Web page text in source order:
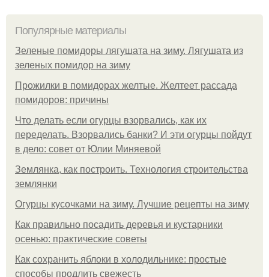
Популярные материалы
Зеленые помидоры лягушата на зиму. Лягушата из
зеленых помидор на зиму
Прожилки в помидорах желтые. Желтеет рассада
помидоров: причины
Что делать если огурцы взорвались, как их
переделать. Взорвались банки? И эти огурцы пойдут
в дело: совет от Юлии Миняевой
Землянка, как построить. Технология строительства
землянки
Огурцы кусочками на зиму. Лучшие рецепты на зиму
Как правильно посадить деревья и кустарники
осенью: практические советы
Как сохранить яблоки в холодильнике: простые
способы продлить свежесть